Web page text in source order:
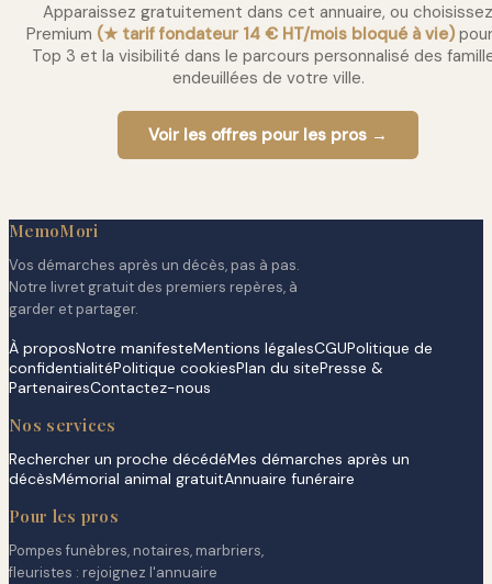
Apparaissez gratuitement dans cet annuaire, ou choisissez
Premium (★ tarif fondateur 14 € HT/mois bloqué à vie)
Top 3 et la visibilité dans le parcours personnalisé des
endeuillées de votre ville.
Voir les offres pour les pros →
MemoMori
Vos démarches après un décès, pas à pas.
Notre livret gratuit des premiers repères, à
garder et partager.
À proposNotre manifesteMentions légalesCGUPolitique de
confidentialitéPolitique cookiesPlan du sitePresse &
PartenairesContactez-nous
Nos services
Rechercher un proche décédéMes démarches après un
décèsMémorial animal gratuitAnnuaire funéraire
Pour les pros
Pompes funèbres, notaires, marbriers,
fleuristes : rejoignez l'annuaire